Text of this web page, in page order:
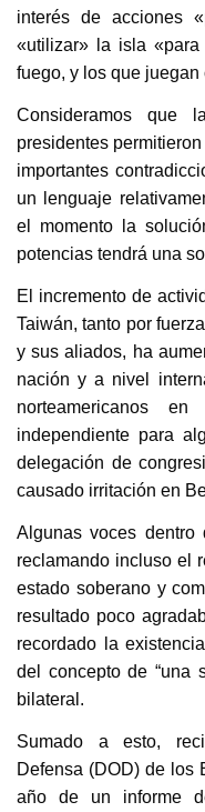
interés de acciones
«utilizar» la isla
fuego, y los que
Consideramos que
presidentes
importantes
un lenguaje
el momento la
potencias tendrá una
El incremento de
Taiwán, tanto por
y sus aliados, ha
nación y a nivel
norteamericanos
independiente para
delegación de
causado irritación en
Algunas voces
reclamando incluso el
estado soberano y
resultado poco
recordado la
del concepto de “una
bilateral.
Sumado a esto,
Defensa (DOD) de los
año de un informe